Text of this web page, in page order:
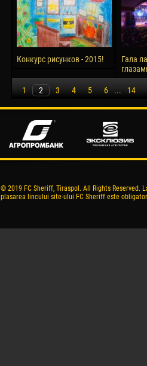
Конкурс рисунков - 2015!
Гала
1 2 3 4 5 6 ... 14
© 2019 FC Sheriff, Tiraspol. All Rights
plasarea lincului site-ului FC Sheriff este